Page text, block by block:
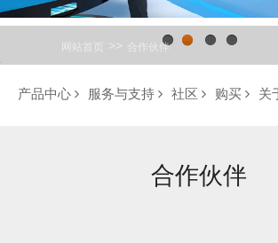
1
网站首页 >> 合作伙伴
产品中心 服务与支持 社区 购买 关
合作伙伴